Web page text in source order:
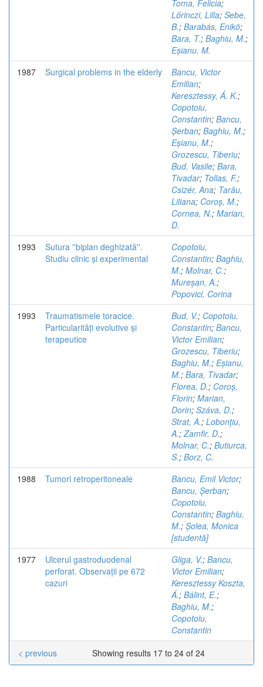
Toma, Felicia;
Lőrinczi, Lilla; Sebe,
B.; Barabás, Enikö;
Bara, T.; Baghiu, M.;
Eșianu, M.
1987
Surgical problems in the elderly
Bancu, Victor
Emilian;
Keresztessy, Á. K.;
Copotoiu,
Constantin; Bancu,
Șerban; Baghiu, M.;
Eșianu, M.;
Grozescu, Tiberiu;
Bud, Vasile; Bara,
Tivadar; Tollas, F.;
Csizér, Ana; Tarău,
Liliana; Coroș, M.;
Cornea, N.; Marian,
D.
1993
Sutura ''biplan deghizată''.
Studiu clinic și experimental
Copotoiu,
Constantin; Baghiu,
M.; Molnar, C.;
Mureșan, A.;
Popovici, Corina
1993
Traumatismele toracice.
Particularități evolutive și
terapeutice
Bud, V.; Copotoiu,
Constantin; Bancu,
Victor Emilian;
Grozescu, Tiberiu;
Baghiu, M.; Eșianu,
M.; Bara, Tivadar;
Florea, D.; Coroș,
Florin; Marian,
Dorin; Száva, D.;
Strat, A.; Lobonțiu,
A.;Zamfir, D.;
Molnar, C.; Butiurca,
S.; Borz, C.
1988
Tumori retroperitoneale Bancu, Emil Victor;
Bancu, Șerban;
Copotoiu,
Constantin; Baghiu,
M.; Șolea, Monica
[studentă]
1977
Ulcerul gastroduodenal
perforat. Observații pe 672
cazuri
Gliga, V.; Bancu,
Victor Emilian;
Keresztessy Koszta,
Á.; Bálint, E.;
Baghiu, M.;
Copotoiu,
Constantin
Showing results 17 to 24 of 24
< previous